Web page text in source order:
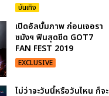
บันเทิง
เปิดอัลบั้มภาพ ก่อนเจอรา
ชมังฯ ฟินสุดขีด GOT7
FAN FEST 2019
EXCLUSIVE
ไม่ว่าจะวันนี้หรือวันไหน ก็จะ